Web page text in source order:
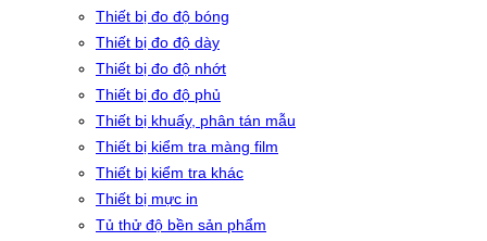
Thiết bị đo độ bóng
Thiết bị đo độ dày
Thiết bị đo độ nhớt
Thiết bị đo độ phủ
Thiết bị khuấy, phân tán mẫu
Thiết bị kiểm tra màng film
Thiết bị kiểm tra khác
Thiết bị mực in
Tủ thử độ bền sản phẩm